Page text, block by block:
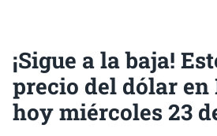
¡Sigue a la baja!
precio del dólar
hoy miércoles 23